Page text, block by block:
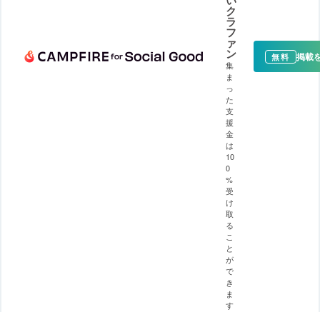
ク
ラ
フ
ァ
ン
集
ま
っ
た
支
援
金
は
10
0
%
受
け
取
る
こ
と
が
で
き
ま
す
無料 掲載